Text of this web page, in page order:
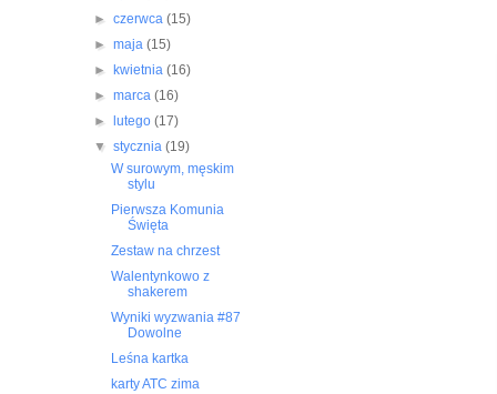
►czerwca(15)
►maja(15)
►
kwietnia(16)
►marca(16)
►
lutego(17)
▼stycznia(19)
W surowym, męskim
stylu
Pierwsza Komunia
Święta
Zestaw na chrzest
Walentynkowo z
shakerem
Wyniki wyzwania #87
Dowolne
Leśna kartka
karty ATC zima